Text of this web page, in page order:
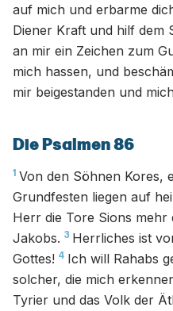
auf mich und erbarme
Diener Kraft und hilf dem
an mir ein Zeichen zum
mich hassen, und
mir beigestanden und
Die Psalmen 86
1 Von den Söhnen Kores,
Grundfesten liegen auf
Herr die Tore Sions mehr
Jakobs. 3 Herrliches ist
Gottes! 4 Ich will Rahabs
solcher, die mich
Tyrier und das Volk der